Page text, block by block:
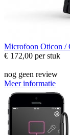
Microfoon Oticon /
€ 172,00 per stuk
nog geen review
Meer informatie